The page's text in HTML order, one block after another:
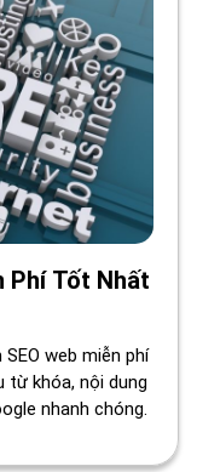
Phí Tốt Nhất
web miễn phí
từ khóa, nội dung
nhanh chóng.